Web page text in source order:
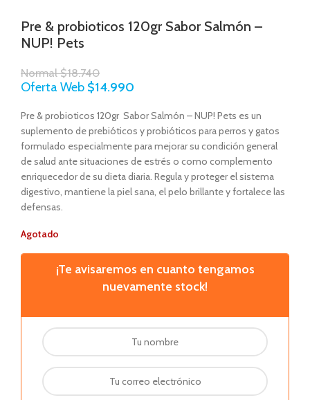
Pre & probioticos 120gr Sabor Salmón –
NUP! Pets
Normal$18.740
Oferta Web $14.990
Pre & probioticos 120gr Sabor Salmón – NUP! Pets es un
suplemento de prebióticos y probióticos para perros y gatos
formulado especialmente para mejorar su condición general
de salud ante situaciones de estrés o como complemento
enriquecedor de su dieta diaria. Regula y proteger el sistema
digestivo, mantiene la piel sana, el pelo brillante y fortalece las
defensas.
Agotado
¡Te avisaremos en cuanto tengamos
nuevamente stock!